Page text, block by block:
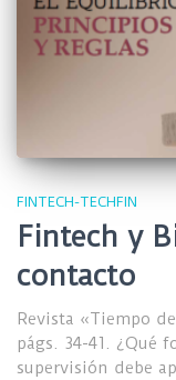
FINTECH-TECHFIN
Fintech y
contacto
Revista «Tiempo
págs. 34-41. ¿Qué
supervisión debe